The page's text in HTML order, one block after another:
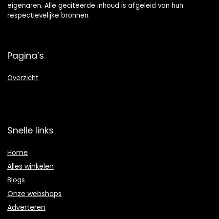
eigenaren. Alle geciteerde inhoud is afgeleid van hun
respectievelijke bronnen.
Pagina’s
Overzicht
Snelle links
Home
Alles winkelen
Blogs
Onze webshops
Adverteren